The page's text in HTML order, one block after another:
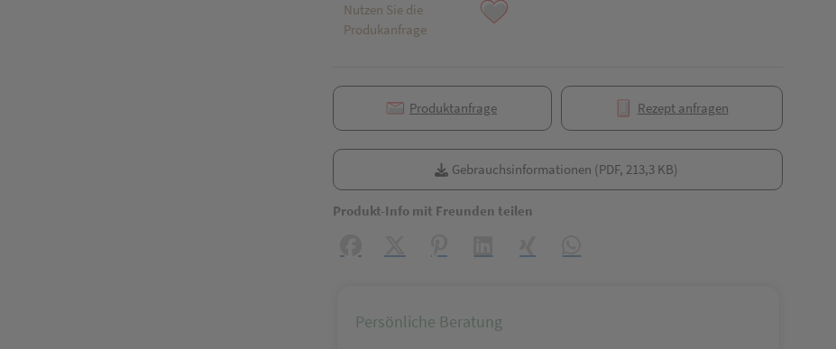
Nutzen Sie die
Produkanfrage
Produktanfrage Rezept anfragen
Gebrauchsinformationen (PDF, 213,3 KB)
Produkt-Info mit Freunden teilen
Persönliche Beratung